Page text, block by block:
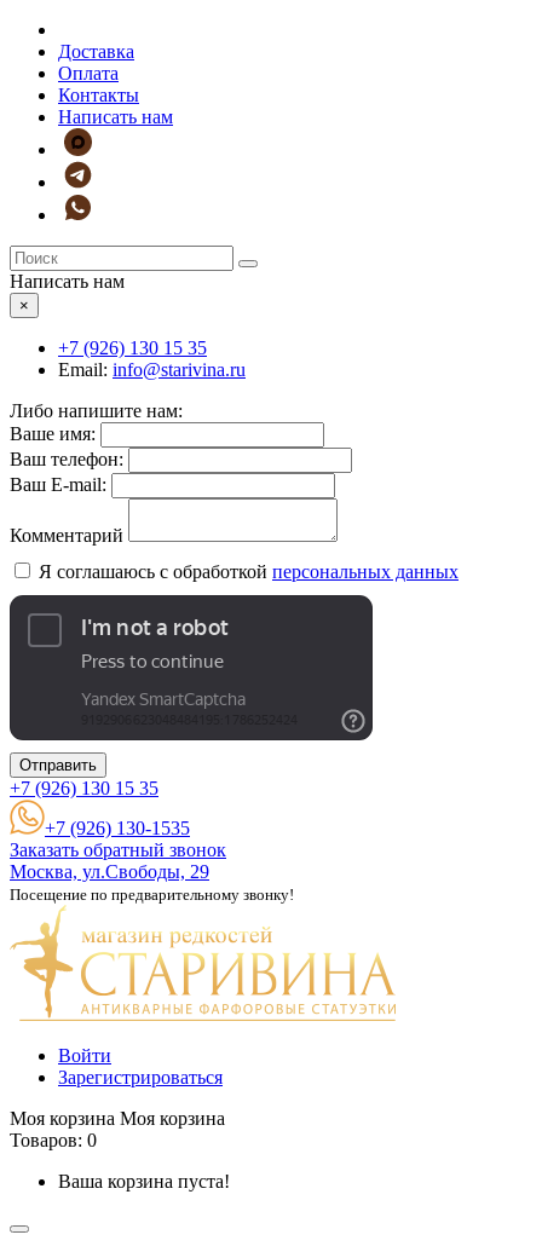
Доставка
Оплата
Контакты
Написать нам
Написать нам
×
+7 (926) 130 15 35
Email: info@starivina.ru
Либо напишите нам:
Ваше имя:
Ваш телефон:
Ваш E-mail:
Комментарий
Я соглашаюсь с обработкой персональных данных
Отправить
+7 (926) 130 15 35
+7 (926) 130-1535
Заказать обратный звонок
Москва, ул.Свободы, 29
Посещение по предварительному звонку!
Войти
Зарегистрироваться
Моя корзина Моя корзина
Товаров: 0
Ваша корзина пуста!